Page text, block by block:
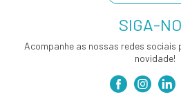
SIGA-
Acompanhe as nossas redes sociais
novidade!